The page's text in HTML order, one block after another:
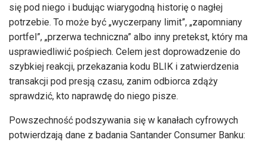
się pod niego i budując wiarygodną historię o nagłej
potrzebie. To może być „wyczerpany limit”, „zapomniany
portfel”, „przerwa techniczna” albo inny pretekst, który ma
usprawiedliwić pośpiech. Celem jest doprowadzenie do
szybkiej reakcji, przekazania kodu BLIK i zatwierdzenia
transakcji pod presją czasu, zanim odbiorca zdąży
sprawdzić, kto naprawdę do niego pisze.
Powszechność podszywania się w kanałach cyfrowych
potwierdzają dane z badania Santander Consumer Banku: